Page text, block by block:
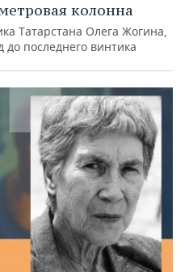
колонна
Татарстана Олега Жогина,
до последнего винтика